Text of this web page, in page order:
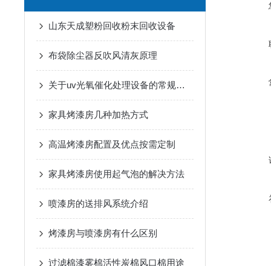
山东天成塑粉回收粉末回收设备
布袋除尘器反吹风清灰原理
关于uv光氧催化处理设备的常规知识介绍
家具烤漆房几种加热方式
高温烤漆房配置及优点按需定制
家具烤漆房使用起气泡的解决方法
喷漆房的送排风系统介绍
烤漆房与喷漆房有什么区别
过滤棉漆雾棉活性炭棉风口棉用途